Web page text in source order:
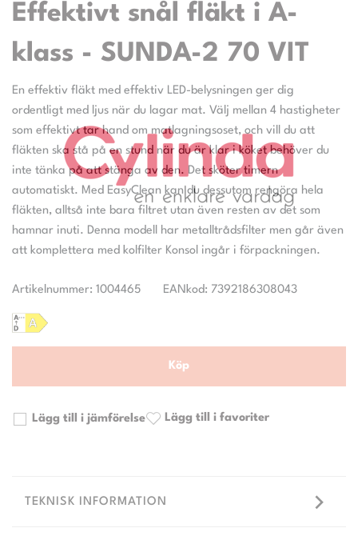
Effektivt snål fläkt i A-
klass - SUNDA-2 70 VIT
En effektiv fläkt med effektiv LED-belysningen ger dig
ordentligt med ljus när du lagar mat. Välj mellan 4 hastigheter
som effektivt tar hand om matlagningsoset, och vill du att
fläkten ska stå på en stund när du är klar i köket behöver du
inte tänka på att stänga av den. Det sköter timern
automatiskt. Med EasyClean kan du dessutom rengöra hela
fläkten, alltså inte bara filtret utan även resten av det som
hamnar inuti. Denna modell har metalltrådsfilter men går även
Artikelnummer: 1004465 EANkod: 7392186308043
Köp
Lägg till i jämförelse Lägg till i favoriter
TEKNISK INFORMATION